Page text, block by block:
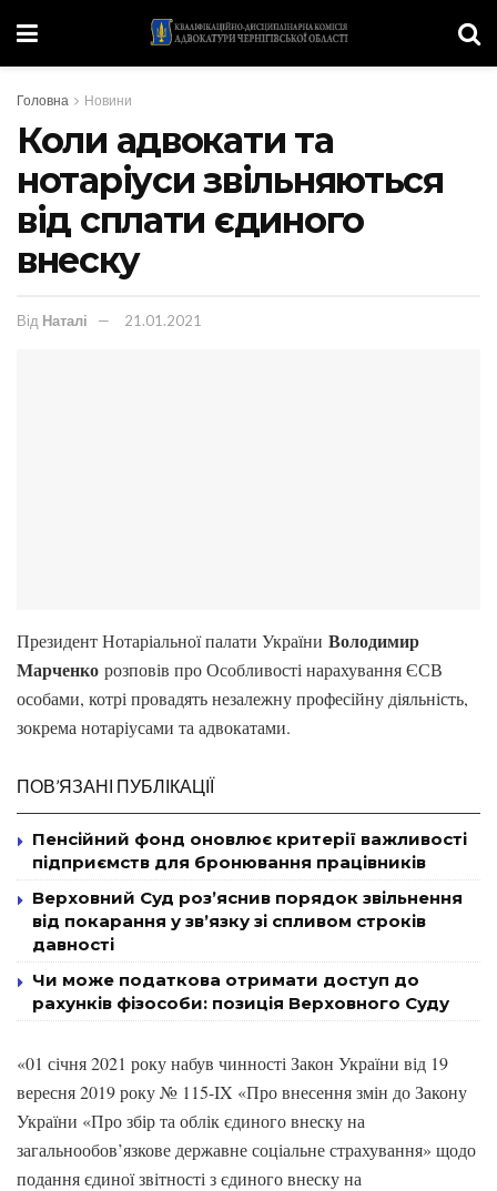
Головна Новини
Коли адвокати та
нотаріуси звільняються
від сплати єдиного
внеску
Від Наталі 21.01.2021
Президент Нотаріальної палати України Володимир
Марченко розповів про Особливості нарахування ЄСВ
особами, котрі провадять незалежну професійну діяльність,
зокрема нотаріусами та адвокатами.
ПОВ’ЯЗАНІ ПУБЛІКАЦІЇ
Пенсійний фонд оновлює критерії важливості
підприємств для бронювання працівників
Верховний Суд роз’яснив порядок звільнення
від покарання у зв’язку зі спливом строків
давності
Чи може податкова отримати доступ до
рахунків фізособи: позиція Верховного Суду
«01 січня 2021 року набув чинності Закон України від 19
вересня 2019 року № 115-IX «Про внесення змін до Закону
України «Про збір та облік єдиного внеску на
загальнообов’язкове державне соціальне страхування» щодо
подання єдиної звітності з єдиного внеску на